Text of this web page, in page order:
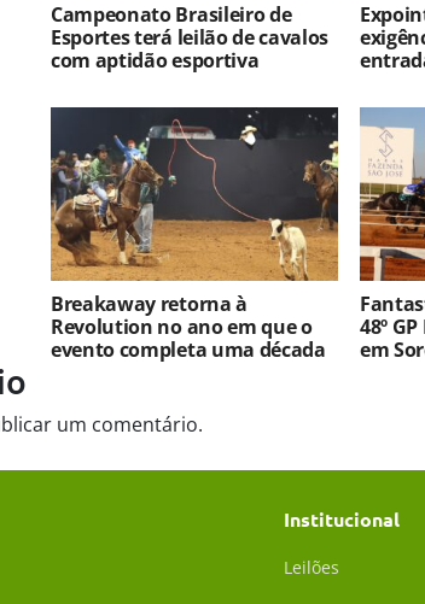
Campeonato Brasileiro de
Esportes terá leilão de cavalos
com aptidão esportiva
Breakaway retorna à
Revolution no ano em que o
evento completa uma década
48º
em
um comentário.
Institucional
Leilões